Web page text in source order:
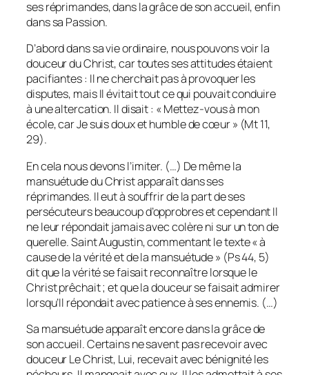
ses réprimandes, dans la grâce de son accueil, enfin
dans sa Passion.
D’abord dans sa vie ordinaire, nous pouvons voir la
douceur du Christ, car toutes ses attitudes étaient
pacifiantes : Il ne cherchait pas à provoquer les
disputes, mais Il évitait tout ce qui pouvait conduire
à une altercation. Il disait : « Mettez-vous à mon
école, car Je suis doux et humble de cœur » (Mt 11,
29).
En cela nous devons l’imiter. (…) De même la
mansuétude du Christ apparaît dans ses
réprimandes. Il eut à souffrir de la part de ses
persécuteurs beaucoup d’opprobres et cependant Il
ne leur répondait jamais avec colère ni sur un ton de
querelle. Saint Augustin, commentant le texte « à
cause de la vérité et de la mansuétude » (Ps 44, 5)
dit que la vérité se faisait reconnaître lorsque le
Christ prêchait ; et que la douceur se faisait admirer
lorsqu’Il répondait avec patience à ses ennemis. (…)
Sa mansuétude apparaît encore dans la grâce de
son accueil. Certains ne savent pas recevoir avec
douceur Le Christ, Lui, recevait avec bénignité les